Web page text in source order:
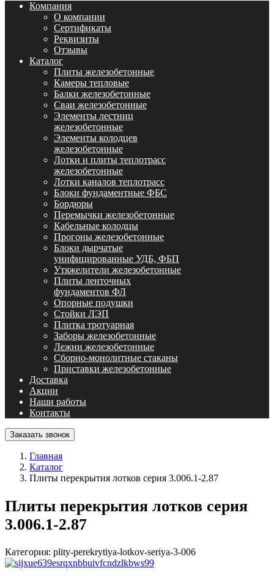
Компания
О компании
Сертификаты
Реквизиты
Отзывы
Каталог
Плиты железобетонные
Камеры тепловые
Балки железобетонные
Сваи железобетонные
Элементы лестниц
железобетонные
Элементы колодцев
железобетонные
Лотки и плиты теплотрасс
железобетонные
Лотки каналов теплотрасс
Блоки фундаментные ФБС
Бордюры
Перемычки железобетонные
Кабельные колодцы
Прогоны железобетонные
Блоки дырчатые
унифицированные УДБ, ФБП
Утяжелители железобетонные
Плиты ленточных
фундаментов ФЛ
Опорные подушки
Стойки ЛЭП
Плитка тротуарная
Заборы железобетонные
Лежни железобетонные
Сборно-монолитные стаканы
Приставки железобетонные
Доставка
Акции
Наши работы
Контакты
Заказать звонок
Главная
Каталог
Плиты перекрытия лотков серия 3.006.1-2.87
Плиты перекрытия лотков серия
3.006.1-2.87
Категория: plity-perekrytiya-lotkov-seriya-3-006